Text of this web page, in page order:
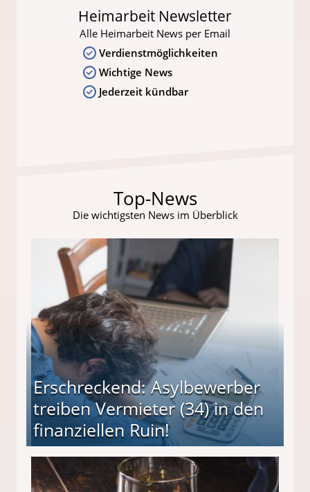
Heimarbeit Newsletter
Alle Heimarbeit News per Email
Verdienstmöglichkeiten
Wichtige News
Jederzeit kündbar
Top-News
Die wichtigsten News im Überblick
Erschreckend: Asylbewerber
treiben Vermieter (34) in den
finanziellen Ruin!
(34) in den finanziellen Ruin!